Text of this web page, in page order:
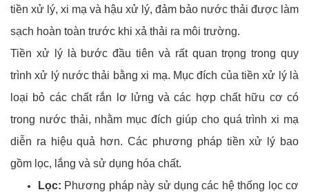
tiền xử lý, xi mạ và hậu xử lý, đảm bảo nước thải được làm
sạch hoàn toàn trước khi xả thải ra môi trường.
Tiền xử lý là bước đầu tiên và rất quan trọng trong quy
trình xử lý nước thải bằng xi mạ. Mục đích của tiền xử lý là
loại bỏ các chất rắn lơ lửng và các hợp chất hữu cơ có
trong nước thải, nhằm mục đích giúp cho quá trình xi mạ
diễn ra hiệu quả hơn. Các phương pháp tiền xử lý bao
gồm lọc, lắng và sử dụng hóa chất.
Lọc: Phương pháp này sử dụng các hệ thống lọc cơ